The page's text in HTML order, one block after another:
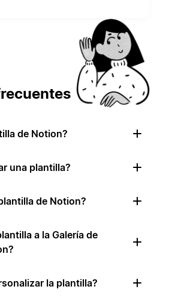
de Notion?
una plantilla?
de Notion?
a la Galería de
la plantilla?